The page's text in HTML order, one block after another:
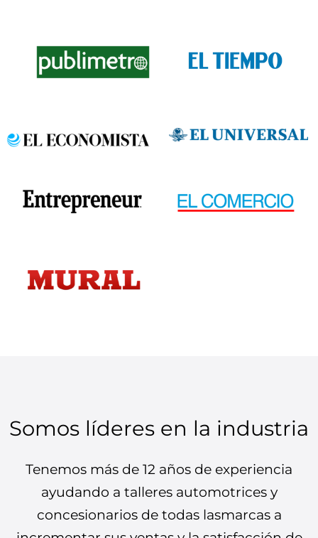
Somos líderes en la industria
Tenemos más de 12 años de experiencia
ayudando a talleres automotrices y
concesionarios de todas lasmarcas a